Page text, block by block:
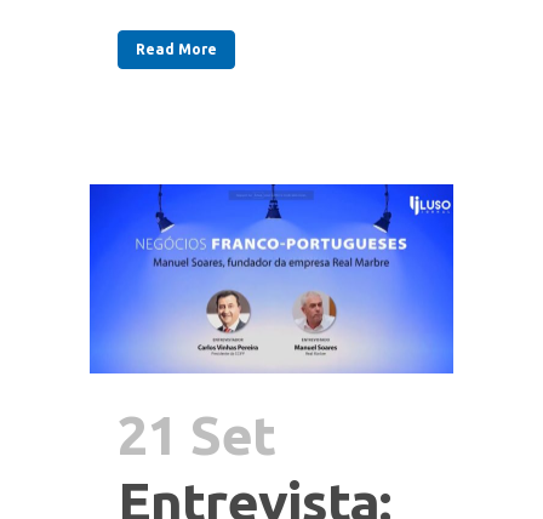
Read More
21 Set
Entrevista: